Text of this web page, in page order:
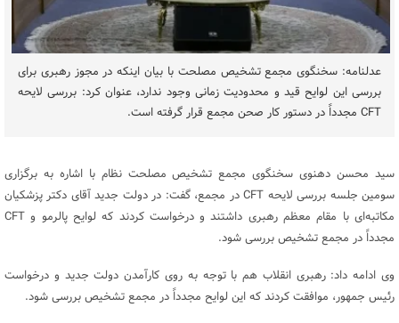
عدلنامه: سخنگوی مجمع تشخیص مصلحت با بیان اینکه در مجوز رهبری برای
بررسی این لوایح قید و محدودیت زمانی وجود ندارد، عنوان کرد: بررسی لایحه
CFT مجدداً در دستور کار صحن مجمع قرار گرفته است.
سید محسن دهنوی سخنگوی مجمع تشخیص مصلحت نظام با اشاره به برگزاری
سومین جلسه بررسی لایحه CFT در مجمع، گفت: در دولت جدید آقای دکتر پزشکیان
مکاتبه‌ای با مقام معظم رهبری داشتند و درخواست کردند که لوایح پالرمو و CFT
مجدداً در مجمع تشخیص بررسی شود.
وی ادامه داد: رهبری انقلاب هم با توجه به روی کارآمدن دولت جدید و درخواست
رئیس جمهور، موافقت کردند که این لوایح مجدداً در مجمع تشخیص بررسی شود.